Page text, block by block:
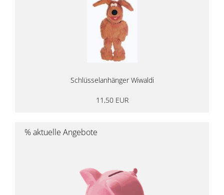
Schlüsselanhänger Wiwaldi
11,50 EUR
% aktuelle Angebote